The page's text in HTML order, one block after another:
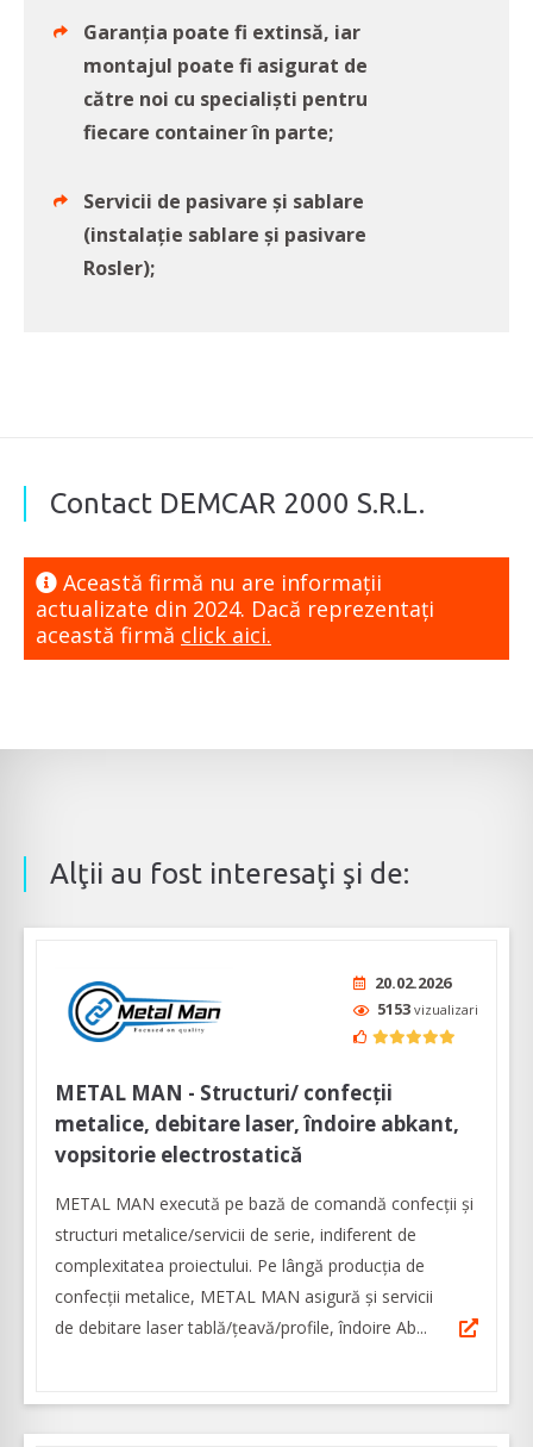
Garanția poate fi extinsă, iar
montajul poate fi asigurat de
către noi cu specialiști pentru
fiecare container în parte;
Servicii de pasivare și sablare
(instalație sablare și pasivare
Rosler);
Contact DEMCAR 2000 S.R.L.
Această firmă nu are informaţii
actualizate din 2024. Dacă reprezentaţi
această firmă click aici.
Alţii au fost interesaţi şi de:
20.02.2026
5153 vizualizari
METAL MAN - Structuri/ confecții
metalice, debitare laser, îndoire abkant,
vopsitorie electrostatică
METAL MAN execută pe bază de comandă confecții şi
structuri metalice/servicii de serie, indiferent de
complexitatea proiectului. Pe lângă producția de
confecții metalice, METAL MAN asigură şi servicii
de debitare laser tablă/țeavă/profile, îndoire Ab...